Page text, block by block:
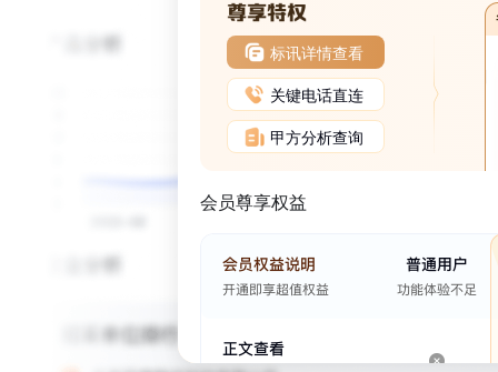
标讯详情查看
关键电话直连
甲方分析查询
会员尊享权益